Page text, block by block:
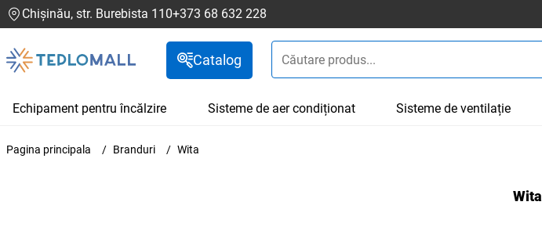
Chișinău, str. Burebista 110+373 68 632 228
Catalog
Echipament pentru încălzire Sisteme de aer condiționat Sisteme de ventilație
Pagina principala Branduri Wita
Wita